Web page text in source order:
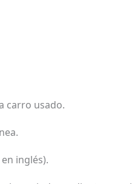
carro usado.
inglés).